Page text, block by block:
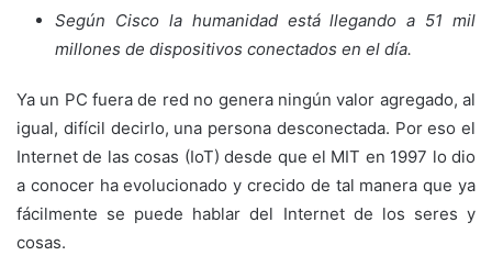
Según Cisco la humanidad está llegando a 51 mil
millones de dispositivos conectados en el día.
Ya un PC fuera de red no genera ningún valor agregado, al
igual, difícil decirlo, una persona desconectada. Por eso el
Internet de las cosas (IoT) desde que el MIT en 1997 lo dio
a conocer ha evolucionado y crecido de tal manera que ya
fácilmente se puede hablar del Internet de los seres y
cosas.